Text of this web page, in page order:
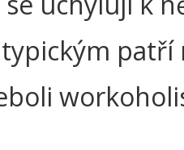
patří